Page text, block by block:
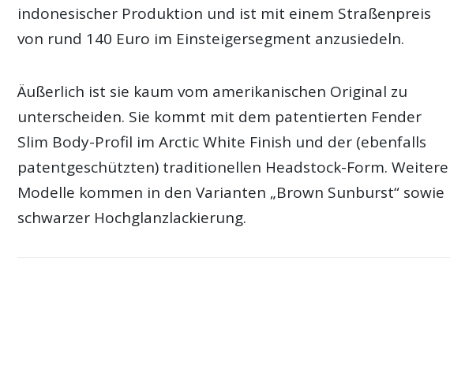
indonesischer Produktion und ist mit einem Straßenpreis
von rund 140 Euro im Einsteigersegment anzusiedeln.
Äußerlich ist sie kaum vom amerikanischen Original zu
unterscheiden. Sie kommt mit dem patentierten Fender
Slim Body-Profil im Arctic White Finish und der (ebenfalls
patentgeschützten) traditionellen Headstock-Form. Weitere
Modelle kommen in den Varianten „Brown Sunburst“ sowie
schwarzer Hochglanzlackierung.